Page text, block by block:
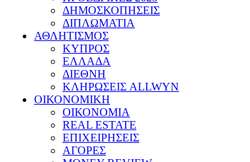
ΔΗΜΟΣΚΟΠΗΣΕΙΣ
ΔΙΠΛΩΜΑΤΙΑ
ΑΘΛΗΤΙΣΜΟΣ
ΚΥΠΡΟΣ
ΕΛΛΑΔΑ
ΔΙΕΘΝΗ
ΚΛΗΡΩΣΕΙΣ ALLWYN
ΟΙΚΟΝΟΜΙΚΗ
ΟΙΚΟΝΟΜΙΑ
REAL ESTATE
ΕΠΙΧΕΙΡΗΣΕΙΣ
ΑΓΟΡΕΣ